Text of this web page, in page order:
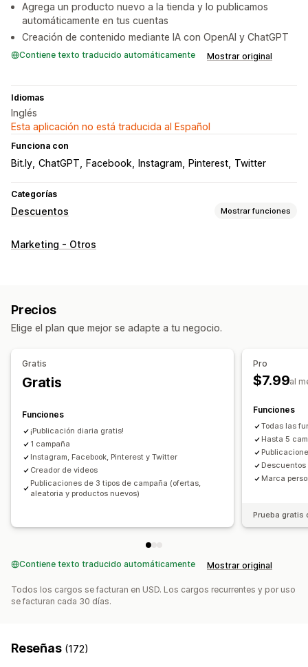
Agrega un producto nuevo a la tienda y lo publicamos
automáticamente en tus cuentas
Creación de contenido mediante IA con OpenAI y ChatGPT
Contiene texto traducido automáticamente Mostrar original
Idiomas
Inglés
Esta aplicación no está traducida al Español
Funciona con
Bit.ly ChatGPT Facebook Instagram Pinterest Twitter
Categorías
Descuentos Mostrar funciones
Tipos de descuentos
Descuentos en el carrito
Banners Descuentos personalizados
Gestión de descuentos
Fuentes personalizadas
Descuentos por pila
Marketing - Otros
Precios
Elige el plan que mejor se adapte a tu negocio.
Gratis
Gratis
Funciones
¡Publicación diaria gratis!
1 campaña
Instagram, Facebook, Pinterest y Twitter
Creador de videos
Publicaciones de 3 tipos de campaña (ofertas,
aleatoria y productos nuevos)
Pro
$7.99al
Funciones
Todas las
Hasta 5
Marca
Prueba gratis
Contiene texto traducido automáticamente Mostrar original
Todos los cargos se facturan en USD. Los cargos recurrentes y por uso
se facturan cada 30 días.
Reseñas (172)